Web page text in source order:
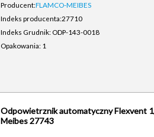
Producent:FLAMCO-MEIBES
Indeks producenta:27710
Indeks Grudnik: ODP-143-0018
Opakowania: 1
Odpowietrznik automatyczny Flexvent
Meibes 27743